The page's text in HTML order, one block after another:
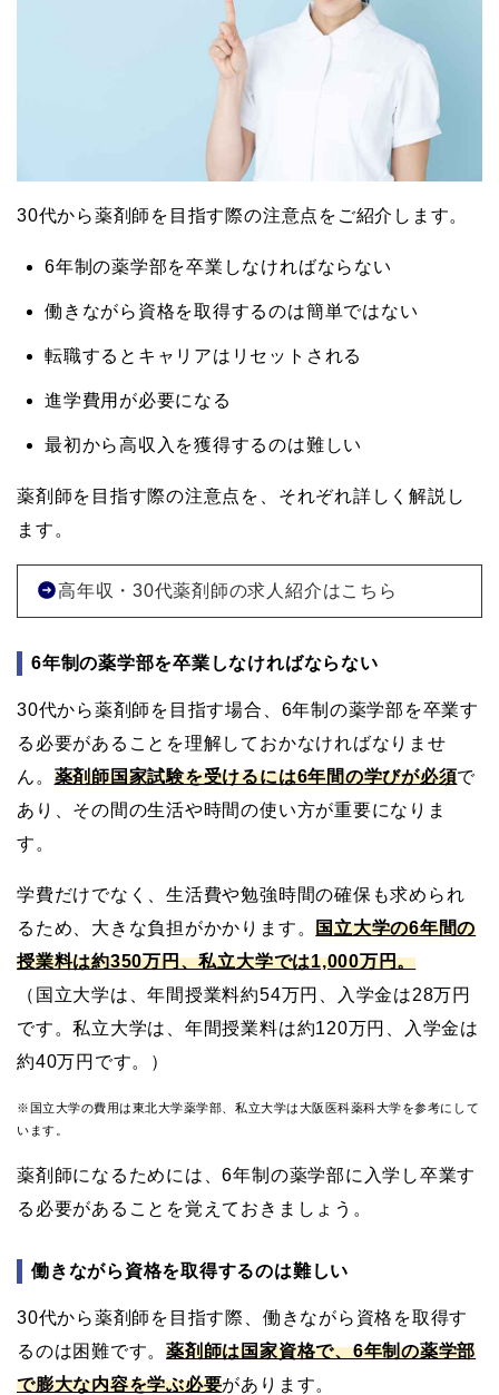
30代から薬剤師を目指す際の注意点をご紹介します。
6年制の薬学部を卒業しなければならない
働きながら資格を取得するのは簡単ではない
転職するとキャリアはリセットされる
進学費用が必要になる
最初から高収入を獲得するのは難しい
薬剤師を目指す際の注意点を、それぞれ詳しく解説し
ます。
高年収・30代薬剤師の求人紹介はこちら
6年制の薬学部を卒業しなければならない
30代から薬剤師を目指す場合、6年制の薬学部を卒業す
る必要があることを理解しておかなければなりませ
ん。 薬剤師国家試験を受けるには6年間の学びが必須で
あり、その間の生活や時間の使い方が重要になりま
す。
学費だけでなく、生活費や勉強時間の確保も求められ
るため、大きな負担がかかります。国立大学の6年間の
授業料は約350万円、私立大学では1,000万円。
（国立大学は、年間授業料約54万円、入学金は28万円
です。私立大学は、年間授業料は約120万円、入学金は
約40万円です。）
※国立大学の費用は東北大学薬学部、私立大学は大阪医科薬科大学を参考にして
います。
薬剤師になるためには、6年制の薬学部に入学し卒業す
る必要があることを覚えておきましょう。
働きながら資格を取得するのは難しい
30代から薬剤師を目指す際、働きながら資格を取得す
るのは困難です。薬剤師は国家資格で、6年制の薬学部
で膨大な内容を学ぶ必要があります。